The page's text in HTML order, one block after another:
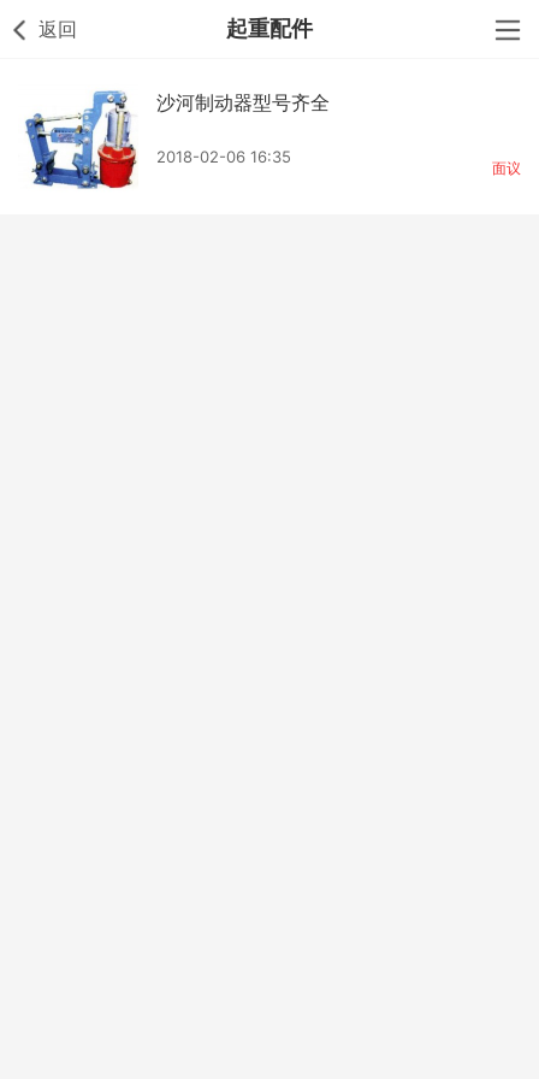
返回 起重配件
沙河制动器型号齐全
面议
2018-02-06 16:35